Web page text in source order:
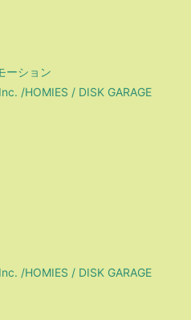
ーション
/HOMIES / DISK GARAGE
/HOMIES / DISK GARAGE